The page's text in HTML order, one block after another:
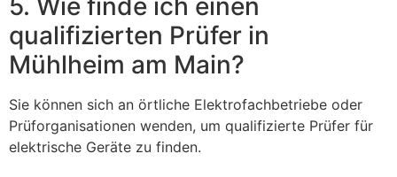
5. Wie finde ich einen
qualifizierten Prüfer in
Mühlheim am Main?
Sie können sich an örtliche Elektrofachbetriebe oder
Prüforganisationen wenden, um qualifizierte Prüfer für
elektrische Geräte zu finden.